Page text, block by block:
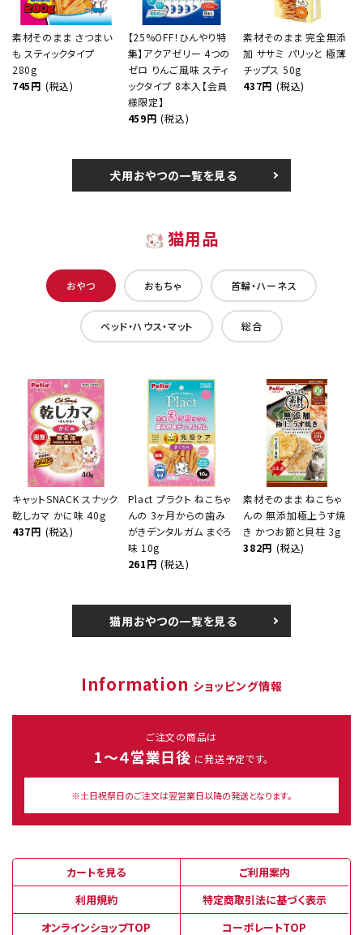
素材そのまま さつまい
も スティックタイプ
280g
745円 (税込)
【25%OFF！ひんやり特
集】アクアゼリー 4つの
ゼロ りんご風味 スティ
ックタイプ 8本入【会員
様限定】
459円 (税込)
素材そのまま 完全無添
加 ササミ パリッと 極薄
チップス 50g
437円 (税込)
犬用おやつの一覧を見る
猫用品
おやつ おもちゃ 首輪・ハーネス
ベッド・ハウス・マット 総合
キャットSNACK スナック
乾しカマ かに味 40g
437円 (税込)
Plact プラクト ねこちゃ
んの 3ヶ月からの歯み
がきデンタルガム まぐろ
味 10g
261円 (税込)
素材そのまま ねこちゃ
んの 無添加極上うす焼
き かつお節と貝柱 3g
382円 (税込)
猫用おやつの一覧を見る
Information ショッピング情報
ご注文の商品は
1～４営業日後 に発送予定です。
※土日祝祭日のご注文は翌営業日以降の発送となります。
カートを見る
ご利用案内
利用規約
特定商取引法に基づく表示
オンラインショップTOP
コーポレートTOP